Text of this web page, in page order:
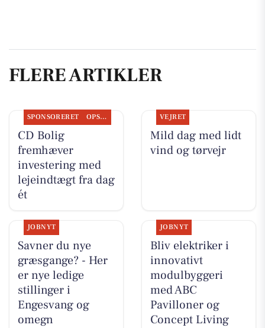
FLERE ARTIKLER
SPONSORERET OPSLAGSTAVLEN
CD Bolig
fremhæver
investering med
lejeindtægt fra dag
ét
VEJRET
Mild dag med lidt
vind og tørvejr
JOBNYT
Savner du nye
græsgange? - Her
er nye ledige
stillinger i
Engesvang og
omegn
JOBNYT
Bliv elektriker i
innovativt
modulbyggeri
med ABC
Pavilloner og
Concept Living